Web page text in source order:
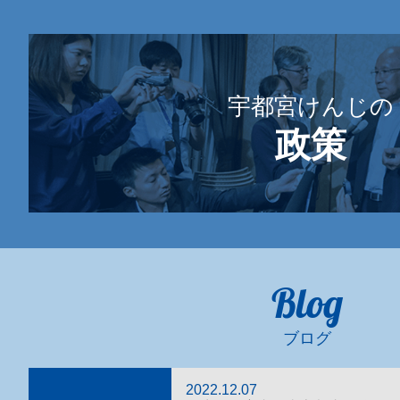
宇都宮けんじの
政策
Blog
ブログ
2022.12.07